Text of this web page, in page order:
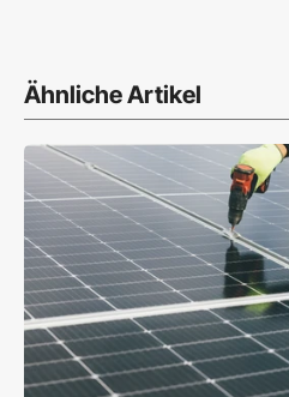
Ähnliche Artikel